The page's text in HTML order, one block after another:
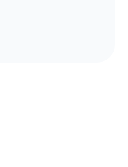
Håndtørk